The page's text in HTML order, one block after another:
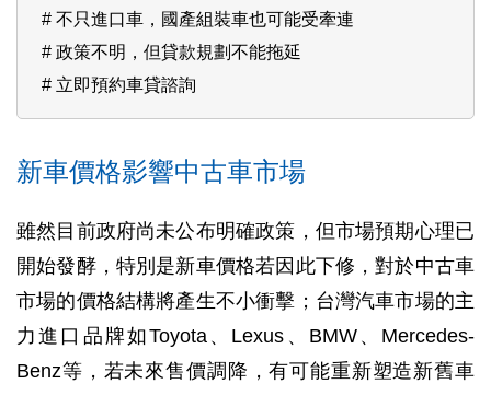
不只進口車，國產組裝車也可能受牽連
政策不明，但貸款規劃不能拖延
立即預約車貸諮詢
新車價格影響中古車市場
雖然目前政府尚未公布明確政策，但市場預期心理已
開始發酵，特別是新車價格若因此下修，對於中古車
市場的價格結構將產生不小衝擊；台灣汽車市場的主
力進口品牌如Toyota、Lexus、BMW、Mercedes-
Benz等，若未來售價調降，有可能重新塑造新舊車